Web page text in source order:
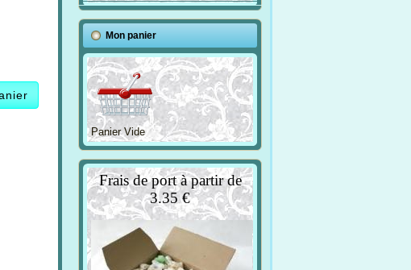
Mon panier
Panier Vide
Frais de port à partir de
3.35 €